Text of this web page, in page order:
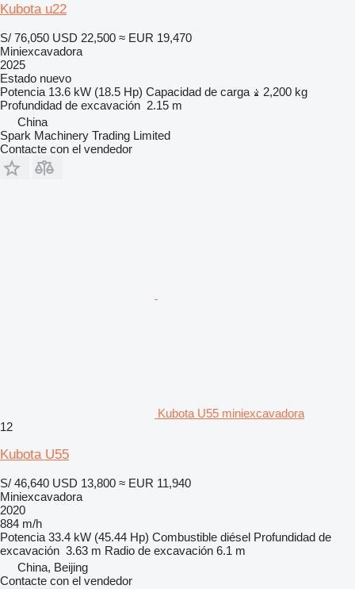
Kubota u22
S/ 76,050 USD 22,500 ≈ EUR 19,470
Miniexcavadora
2025
Estado nuevo
Potencia 13.6 kW (18.5 Hp) Capacidad de carga
2,200 kg
Profundidad de excavación 2.15 m
China
Spark Machinery Trading Limited
Contacte con el vendedor
Kubota U55 miniexcavadora
12
Kubota U55
S/ 46,640 USD 13,800 ≈ EUR 11,940
Miniexcavadora
2020
884 m/h
Potencia 33.4 kW (45.44 Hp) Combustible diésel Profundidad de
excavación 3.63 m Radio de excavación 6.1 m
China, Beijing
Contacte con el vendedor